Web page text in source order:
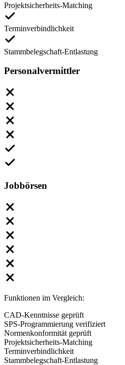
Projektsicherheits-Matching
Terminverbindlichkeit
Stammbelegschaft-Entlastung
Personalvermittler
Jobbörsen
Funktionen im Vergleich:
CAD-Kenntnisse geprüft
SPS-Programmierung verifiziert
Normenkonformität geprüft
Projektsicherheits-Matching
Terminverbindlichkeit
Stammbelegschaft-Entlastung